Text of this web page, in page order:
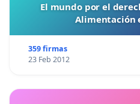
El mundo por el
Alimentación
359 firmas
23 Feb 2012